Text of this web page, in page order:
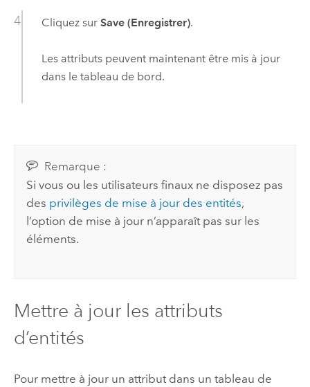
Cliquez sur Save (Enregistrer).
Les attributs peuvent maintenant être mis à jour
dans le tableau de bord.
Remarque :
Si vous ou les utilisateurs finaux ne disposez pas
des privilèges de mise à jour des entités,
l’option de mise à jour n’apparaît pas sur les
éléments.
Mettre à jour les attributs
d’entités
Pour mettre à jour un attribut dans un tableau de